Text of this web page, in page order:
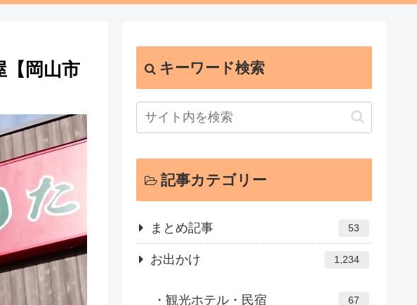
【岡山市
キーワード検索
記事カテゴリー
まとめ記事 53
お出かけ 1,234
観光ホテル・民宿 67